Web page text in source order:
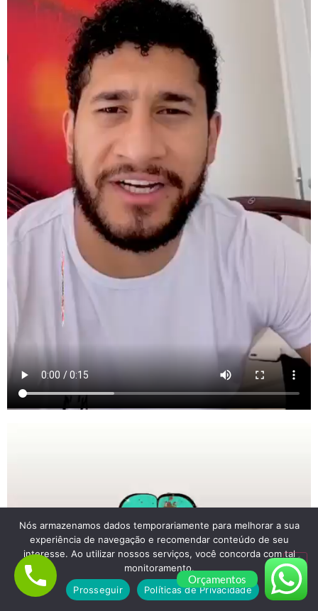
Orçamentos
Nós armazenamos dados temporariamente para melhorar a sua
experiência de navegação e recomendar conteúdo de seu
interesse. Ao utilizar nossos serviços, você concorda com tal
monitoramento.
Prosseguir
Políticas de Privacidade